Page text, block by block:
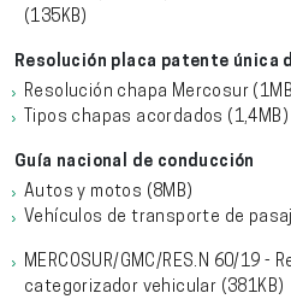
(135KB)
Resolución placa patente única
Resolución chapa Mercosur
Tipos chapas acordados (1,4MB)
Guía nacional de conducción
Autos y motos (8MB)
Vehículos de transporte de
MERCOSUR/GMC/RES.N 60/19 -
categorizador vehicular (381KB)